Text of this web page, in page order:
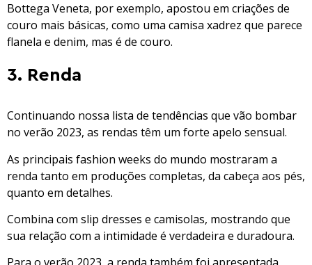
Bottega Veneta, por exemplo, apostou em criações de
couro mais básicas, como uma camisa xadrez que parece
flanela e denim, mas é de couro.
3. Renda
Continuando nossa lista de tendências que vão bombar
no verão 2023, as rendas têm um forte apelo sensual.
As principais fashion weeks do mundo mostraram a
renda tanto em produções completas, da cabeça aos pés,
quanto em detalhes.
Combina com slip dresses e camisolas, mostrando que
sua relação com a intimidade é verdadeira e duradoura.